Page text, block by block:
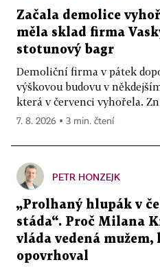
Začala demolice
měla sklad firma
stotunový bagr
Demoliční firma v pátek
výškovou budovu v
která v červenci vyhořela.
7. 8. 2026 ▪ 3 min. čtení
PETR HONZEJK
„Prolhaný hlupák v
stáda“. Proč Milana
vláda vedená
opovrhoval